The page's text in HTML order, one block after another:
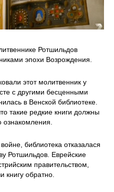
Ротшильдов
эпохи Возрождения.
этот молитвенник у
с другими бесценными
в Венской библиотеке.
такие редкие книги должны
ознакомления.
библиотека отказалася
Ротшильдов. Еврейские
правительством,
книгу обратно.